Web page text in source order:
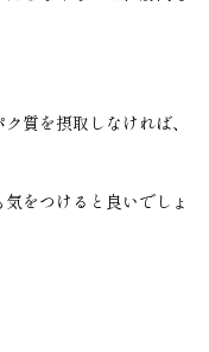
質を摂取しなければ、
をつけると良いでしょ